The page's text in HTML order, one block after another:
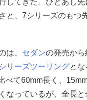
してきた。ひとあし
と、7シリーズのもつ
は、 セダンの発売から
リーズツーリングと
べて60mm長く、
なっているが、全長